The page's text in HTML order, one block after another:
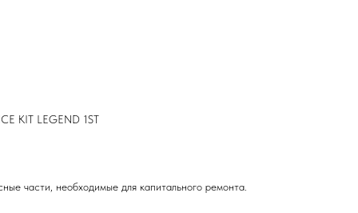
KIT LEGEND 1ST
части, необходимые для капитального ремонта.